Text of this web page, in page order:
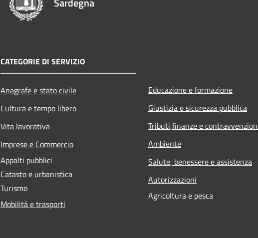
CATEGORIE DI SERVIZIO
Anagrafe e stato civile
Cultura e tempo libero
Vita lavorativa
Imprese e Commercio
Appalti pubblici
Catasto e urbanistica
Turismo
Mobilità e trasporti
Educazione e formazione
Giustizia e sicurezza pubblica
Tributi,finanze e
Ambiente
Salute, benessere e assistenza
Autorizzazioni
Agricoltura e pesca